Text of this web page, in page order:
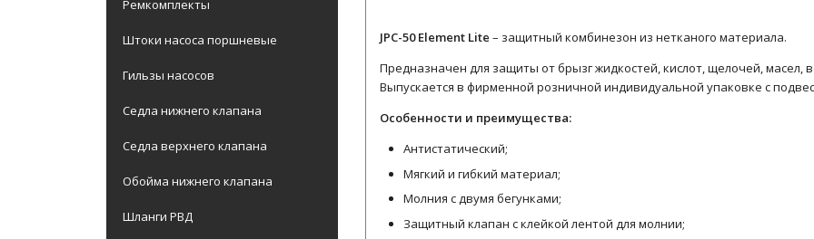
Ремкомплекты
Штоки насоса поршневые
Гильзы насосов
Седла нижнего клапана
Седла верхнего клапана
Обойма нижнего клапана
Шланги РВД
JPC-50 Element Lite – защитный комбинезон из нетканого материала.
Предназначен для защиты от брызг жидкостей, кислот, щелочей, масел,
Выпускается в фирменной розничной индивидуальной упаковке с
Особенности и преимущества:
Антистатичеcкий;
Мягкий и гибкий материал;
Молния с двумя бегунками;
Защитный клапан с клейкой лентой для молнии;